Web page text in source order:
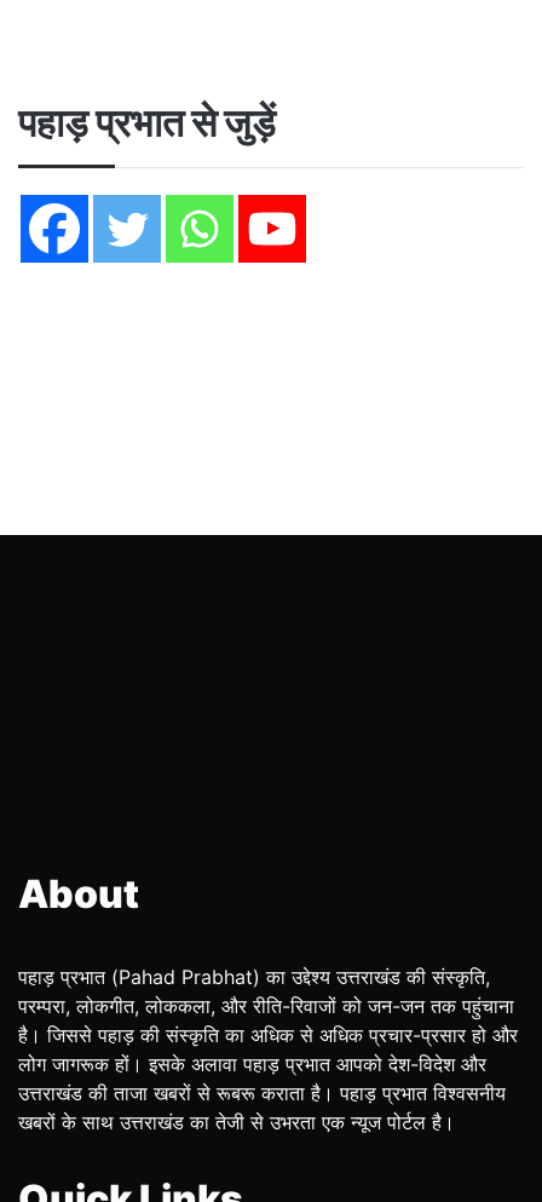
पहाड़ प्रभात से जुड़ें
About
पहाड़ प्रभात (Pahad Prabhat) का उद्देश्य उत्तराखंड की संस्कृति,
परम्परा, लोकगीत, लोककला, और रीति-रिवाजों को जन-जन तक पहुंचाना
है। जिससे पहाड़ की संस्कृति का अधिक से अधिक प्रचार-प्रसार हो और
लोग जागरूक हों। इसके अलावा पहाड़ प्रभात आपको देश-विदेश और
उत्तराखंड की ताजा खबरों से रूबरू कराता है। पहाड़ प्रभात विश्वसनीय
खबरों के साथ उत्तराखंड का तेजी से उभरता एक न्यूज पोर्टल है।